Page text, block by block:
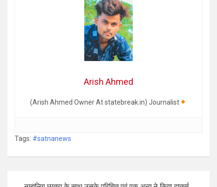
Arish Ahmed
(Arish Ahmed Owner At statebreak.in) Journalist
Tags: #satnanews